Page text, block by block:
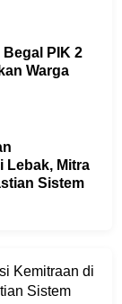
PIK 2
Warga
Lebak, Mitra
Sistem
Kemitraan di
Sistem